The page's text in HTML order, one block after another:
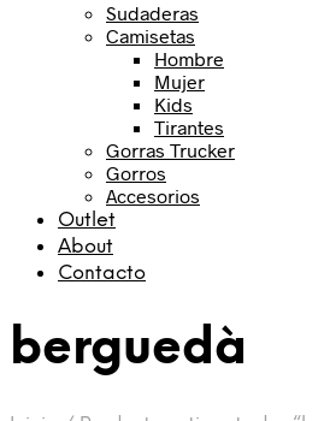
Sudaderas
Camisetas
Hombre
Mujer
Kids
Tirantes
Gorras Trucker
Gorros
Accesorios
Outlet
About
Contacto
berguedà